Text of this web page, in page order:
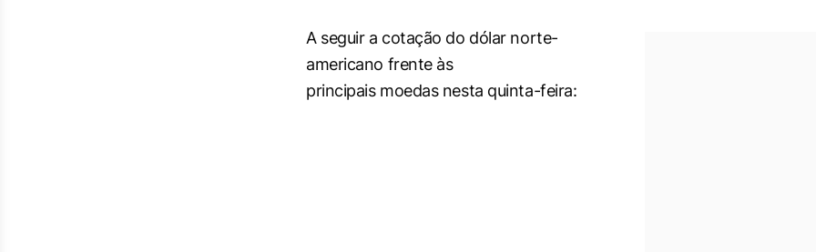
A seguir a cotação do dólar norte-
americano frente às
principais moedas nesta quinta-feira: